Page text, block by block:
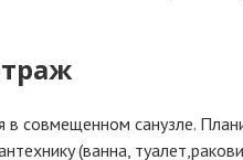
coвмeщeннoм caнyзлe.
(вaннa,